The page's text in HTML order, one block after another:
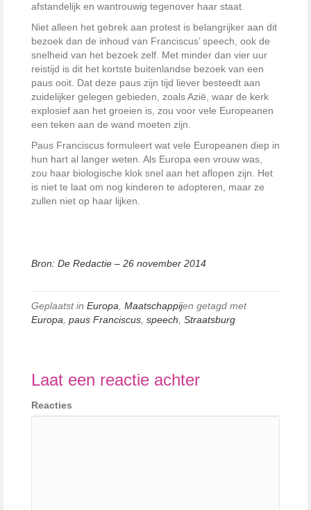
afstandelijk en wantrouwig tegenover haar staat.
Niet alleen het gebrek aan protest is belangrijker aan dit
bezoek dan de inhoud van Franciscus’ speech, ook de
snelheid van het bezoek zelf. Met minder dan vier uur
reistijd is dit het kortste buitenlandse bezoek van een
paus ooit. Dat deze paus zijn tijd liever besteedt aan
zuidelijker gelegen gebieden, zoals Azië, waar de kerk
explosief aan het groeien is, zou voor vele Europeanen
een teken aan de wand moeten zijn.
Paus Franciscus formuleert wat vele Europeanen diep in
hun hart al langer weten. Als Europa een vrouw was,
zou haar biologische klok snel aan het aflopen zijn. Het
is niet te laat om nog kinderen te adopteren, maar ze
zullen niet op haar lijken.
Bron: De Redactie – 26 november 2014
Geplaatst in Europa Maatschappijen getagd met
Europa paus Franciscus speech Straatsburg
Laat een reactie achter
Reacties